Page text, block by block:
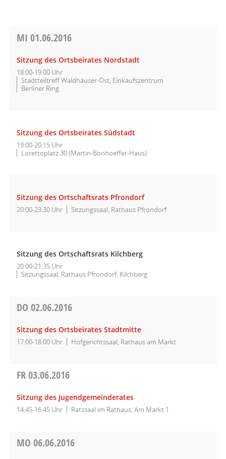
MI 01.06.2016
Sitzung des Ortsbeirates Nordstadt
18:00-19:00 Uhr
Stadtteiltreff Waldhäuser-Ost, Einkaufszentrum
Berliner Ring
Sitzung des Ortsbeirates Südstadt
19:00-20:15 Uhr
Lorettoplatz 30 (Martin-Bonhoeffer-Haus)
Sitzung des Ortschaftsrats Pfrondorf
20:00-23:30 Uhr Sitzungssaal, Rathaus Pfrondorf
Sitzung des Ortschaftsrats Kilchberg
20:00-21:35 Uhr
Sitzungssaal, Rathaus Pfrondorf, Kilchberg
DO 02.06.2016
Sitzung des Ortsbeirates Stadtmitte
17:00-18:00 Uhr Hofgerichtssaal, Rathaus am Markt
FR03.06.2016
Sitzung des Jugendgemeinderates
14:45-16:45 Uhr Ratssaal im Rathaus, Am Markt 1
MO 06.06.2016